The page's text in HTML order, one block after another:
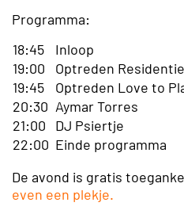
Programma:
18:45
Inloop
19:00
Optreden
19:45
Optreden Love to
20:30 Aymar Torres
21:00
DJ Psiertje
22:00 Einde programma
De avond is gratis
even een plekje.